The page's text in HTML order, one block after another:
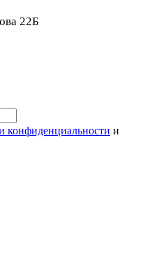
22Б
конфиденциальности и